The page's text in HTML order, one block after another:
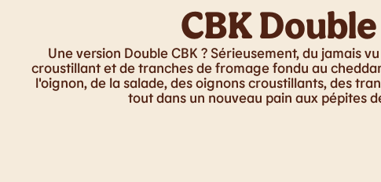
CBK Double
Une version Double CBK ? Sérieusement, du jamais
croustillant et de tranches de fromage fondu au
l'oignon, de la salade, des oignons croustillants, des
tout dans un nouveau pain aux pépites